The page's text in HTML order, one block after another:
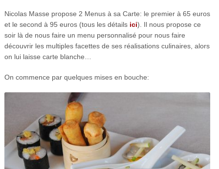
Nicolas Masse propose 2 Menus à sa Carte: le premier à 65 euros
et le second à 95 euros (tous les détails ici). Il nous propose ce
soir là de nous faire un menu personnalisé pour nous faire
découvrir les multiples facettes de ses réalisations culinaires, alors
on lui laisse carte blanche…
On commence par quelques mises en bouche: